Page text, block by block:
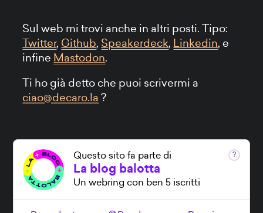
Sul web mi trovi anche in altri posti. Tipo:
Twitter, Github, Speakerdeck, Linkedin, e
infine Mastodon.
Ti ho già detto che puoi scrivermi a
ciao@decaro.la ?